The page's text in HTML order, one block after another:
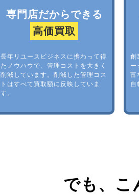
専門店だからできる
高価買取
長年リユースビジネスに携わって得
たノウハウで、管理コストを大きく
削減しています。削減した管理コス
トはすべて買取額に反映していま
す。
創
ー
富
自
でも、 こ